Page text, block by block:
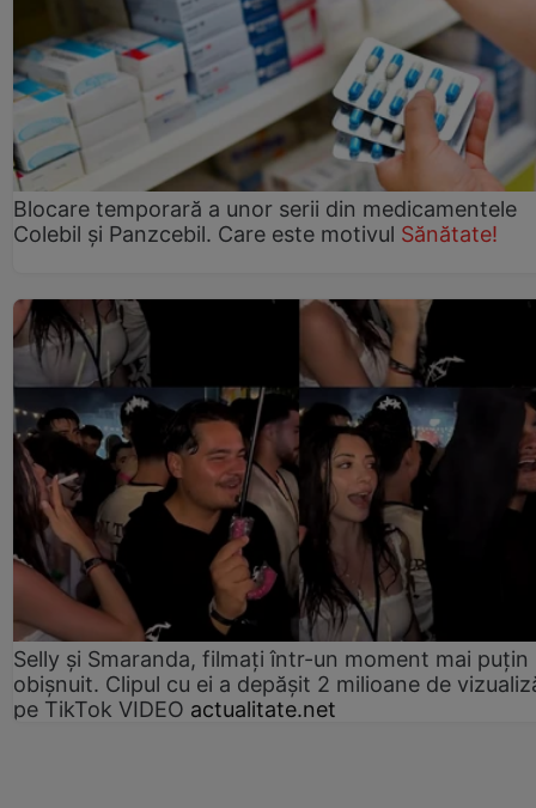
Blocare temporară a unor serii din medicamentele
Colebil și Panzcebil. Care este motivul Sănătate!
Selly și Smaranda, filmați într-un moment mai puțin
obișnuit. Clipul cu ei a depășit 2 milioane de
pe TikTok VIDEO actualitate.net